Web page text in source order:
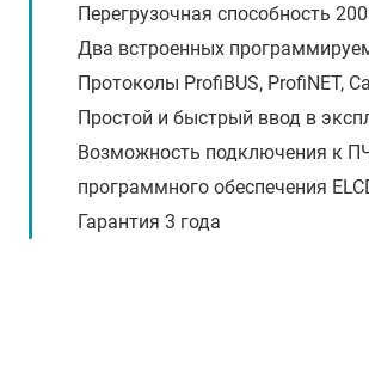
Перегрузочная способность
Два встроенных
Протоколы ProfiBUS, ProfiNET,
Простой и быстрый ввод в
Возможность подключения к
программного обеспечения
Гарантия 3 года